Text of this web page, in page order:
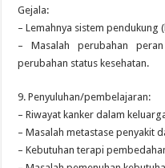
Gejala:
– Lemahnya sistem pendukung
– Masalah perubahan
perubahan status kesehatan.
9. Penyuluhan/pembelajaran:
– Riwayat kanker dalam
– Masalah metastase penyakit
– Kebutuhan terapi